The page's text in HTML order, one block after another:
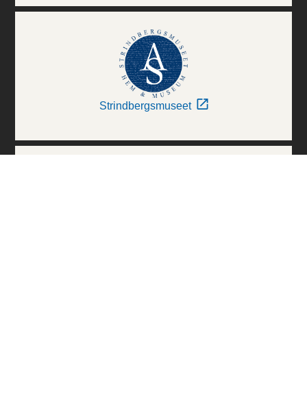
Strindbergsmuseet